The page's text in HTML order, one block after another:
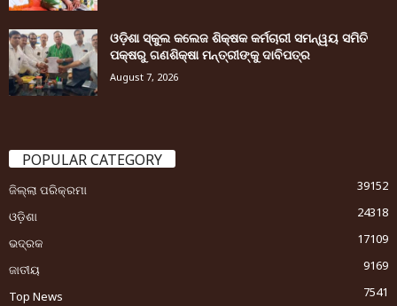
ଓଡ଼ିଶା ସ୍କୁଲ କଲେଜ ଶିକ୍ଷକ କର୍ମଚାରୀ ସମନ୍ୱୟ ସମିତି
ପକ୍ଷରୁ ଗଣଶିକ୍ଷା ମନ୍ତ୍ରୀଙ୍କୁ ଦାବିପତ୍ର
August 7, 2026
POPULAR CATEGORY
ଜିଲ୍ଲା ପରିକ୍ରମା
39152
ଓଡ଼ିଶା
24318
ଭଦ୍ରକ
17109
ଜାତୀୟ
9169
Top News
7541